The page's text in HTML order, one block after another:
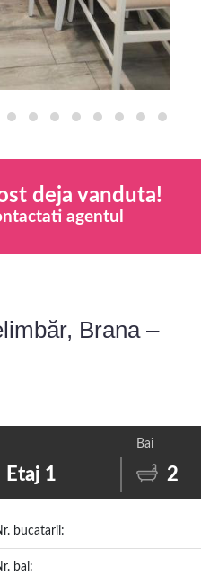
deja vanduta!
agentul
Brana –
Etaj 1
Bai
2
bucatarii:
bai: